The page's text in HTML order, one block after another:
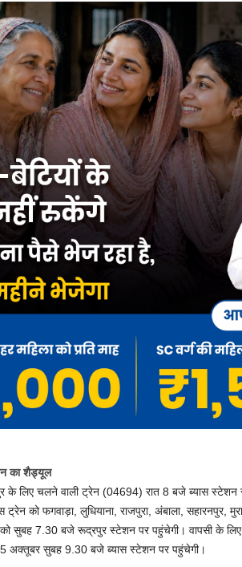
का शैड्यूल
के लिए चलने वाली ट्रेन (04694) रात 8 बजे ब्यास
को फगवाड़ा, लुधियाना, राजपुरा, अंबाला, सहारनपुर,
सुबह 7.30 बजे रूद्रपुर स्टेशन पर पहुंचेगी। वापसी के
अक्तूबर सुबह 9.30 बजे ब्यास स्टेशन पर पहुंचेगी।